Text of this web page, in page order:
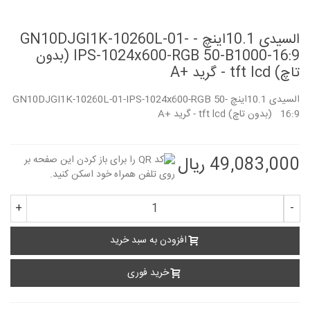
السیدی 10.1اینچ GN10DJGI1K-10260L-01- -
IPS-1024x600-RGB 50-B1000-16:9 (بدون
تاچ) tft lcd - گرید +A
السیدی 10.1اینچ GN10DJGI1K-10260L-01-IPS-1024x600-RGB 50-
16:9 (بدون تاچ) tft lcd - گرید +A
49,083,000 ریال
-
+
افزودن به سبد خرید
خرید فوری